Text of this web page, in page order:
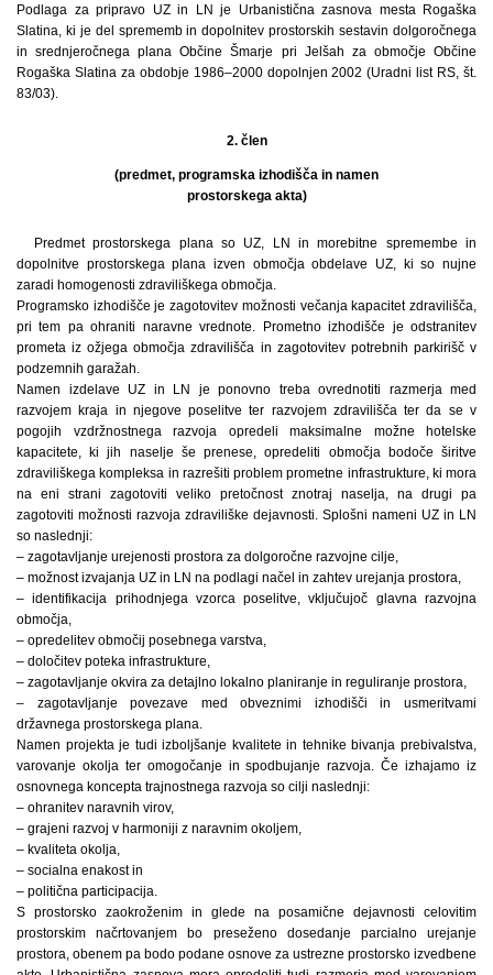
Podlaga za pripravo UZ in LN je Urbanistična zasnova mesta Rogaška
Slatina, ki je del sprememb in dopolnitev prostorskih sestavin dolgoročnega
in srednjeročnega plana Občine Šmarje pri Jelšah za območje Občine
Rogaška Slatina za obdobje 1986–2000 dopolnjen 2002 (Uradni list RS, št.
83/03).
2. člen
(predmet, programska izhodišča in namen
prostorskega akta)
Predmet prostorskega plana so UZ, LN in morebitne spremembe in
dopolnitve prostorskega plana izven območja obdelave UZ, ki so nujne
zaradi homogenosti zdraviliškega območja.
Programsko izhodišče je zagotovitev možnosti večanja kapacitet zdravilišča,
pri tem pa ohraniti naravne vrednote. Prometno izhodišče je odstranitev
prometa iz ožjega območja zdravilišča in zagotovitev potrebnih parkirišč v
podzemnih garažah.
Namen izdelave UZ in LN je ponovno treba ovrednotiti razmerja med
razvojem kraja in njegove poselitve ter razvojem zdravilišča ter da se v
pogojih vzdržnostnega razvoja opredeli maksimalne možne hotelske
kapacitete, ki jih naselje še prenese, opredeliti območja bodoče širitve
zdraviliškega kompleksa in razrešiti problem prometne infrastrukture, ki mora
na eni strani zagotoviti veliko pretočnost znotraj naselja, na drugi pa
zagotoviti možnosti razvoja zdraviliške dejavnosti. Splošni nameni UZ in LN
so naslednji:
– zagotavljanje urejenosti prostora za dolgoročne razvojne cilje,
– možnost izvajanja UZ in LN na podlagi načel in zahtev urejanja prostora,
– identifikacija prihodnjega vzorca poselitve, vključujoč glavna razvojna
območja,
– opredelitev območij posebnega varstva,
– določitev poteka infrastrukture,
– zagotavljanje okvira za detajlno lokalno planiranje in reguliranje prostora,
– zagotavljanje povezave med obveznimi izhodišči in usmeritvami
državnega prostorskega plana.
Namen projekta je tudi izboljšanje kvalitete in tehnike bivanja prebivalstva,
varovanje okolja ter omogočanje in spodbujanje razvoja. Če izhajamo iz
osnovnega koncepta trajnostnega razvoja so cilji naslednji:
– ohranitev naravnih virov,
– grajeni razvoj v harmoniji z naravnim okoljem,
– kvaliteta okolja,
– socialna enakost in
– politična participacija.
S prostorsko zaokroženim in glede na posamične dejavnosti celovitim
prostorskim načrtovanjem bo preseženo dosedanje parcialno urejanje
prostora, obenem pa bodo podane osnove za ustrezne prostorsko izvedbene